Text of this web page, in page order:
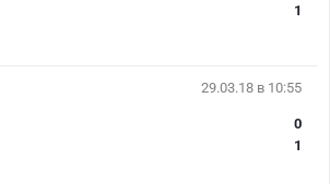
1
29.03.18 в 10:55
0
1